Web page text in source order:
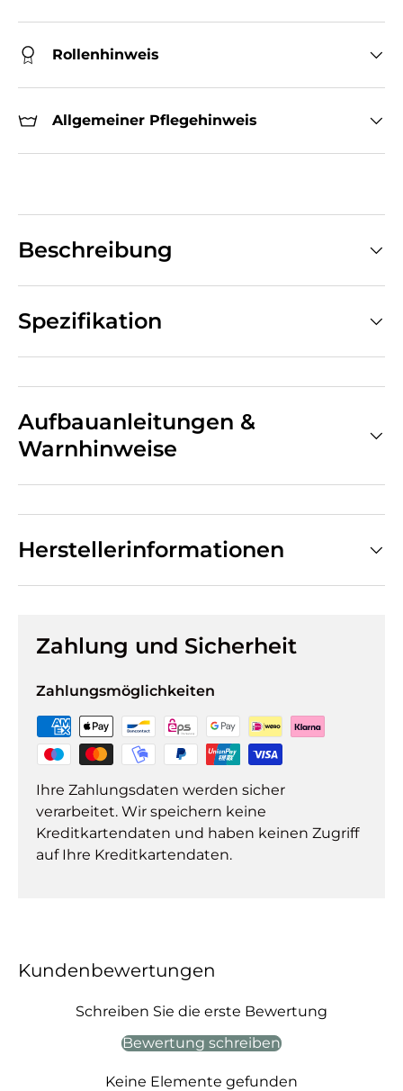
Rollenhinweis
Allgemeiner Pflegehinweis
Beschreibung
Spezifikation
Aufbauanleitungen &
Warnhinweise
Herstellerinformationen
Zahlung und Sicherheit
Zahlungsmöglichkeiten
Ihre Zahlungsdaten werden sicher
verarbeitet. Wir speichern keine
Kreditkartendaten und haben keinen Zugriff
auf Ihre Kreditkartendaten.
Kundenbewertungen
Schreiben Sie die erste Bewertung
Bewertung schreiben
Keine Elemente gefunden